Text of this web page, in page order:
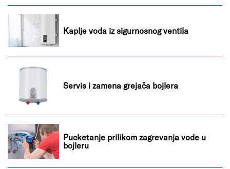
Kaplje voda iz sigurnosnog ventila
Servis i zamena grejača bojlera
Pucketanje prilikom zagrevanja vode u
bojleru